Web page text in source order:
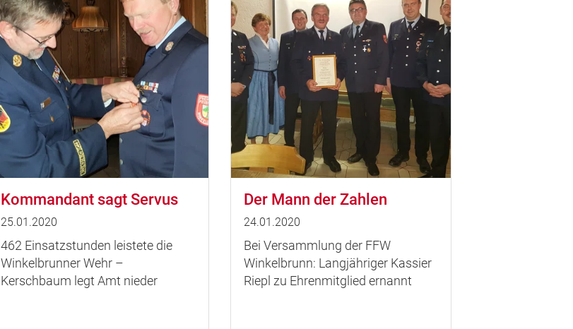
Kommandant sagt Servus
25.01.2020
462 Einsatzstunden leistete die
Winkelbrunner Wehr –
Kerschbaum legt Amt nieder
Der Mann der Zahlen
24.01.2020
Bei Versammlung der FFW
Winkelbrunn: Langjähriger Kassier
Riepl zu Ehrenmitglied ernannt